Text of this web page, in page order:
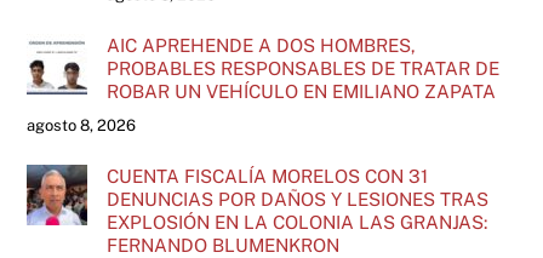
AIC APREHENDE A DOS HOMBRES,
PROBABLES RESPONSABLES DE TRATAR DE
ROBAR UN VEHÍCULO EN EMILIANO ZAPATA
agosto 8, 2026
CUENTA FISCALÍA MORELOS CON 31
DENUNCIAS POR DAÑOS Y LESIONES TRAS
EXPLOSIÓN EN LA COLONIA LAS GRANJAS:
FERNANDO BLUMENKRON